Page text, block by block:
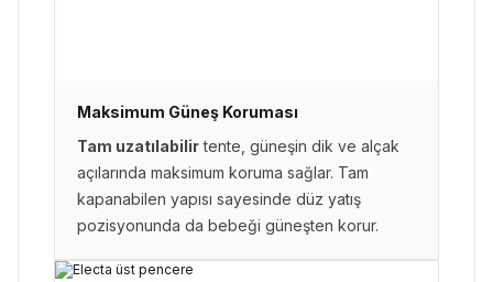
Maksimum Güneş Koruması
Tam uzatılabilirtente, güneşin dik ve alçak
açılarında maksimum koruma sağlar. Tam
kapanabilen yapısı sayesinde düz yatış
pozisyonunda da bebeği güneşten korur.